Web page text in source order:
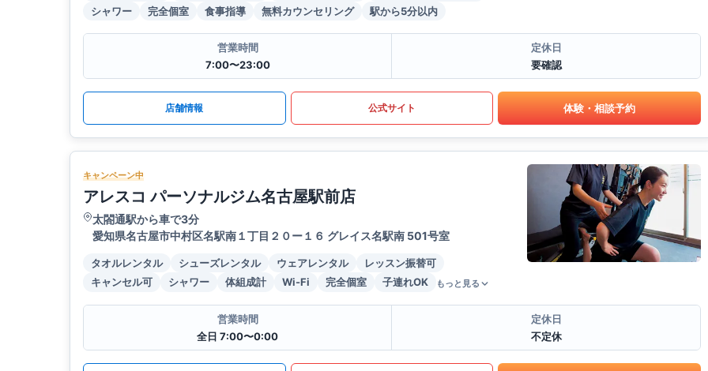
シャワー
完全個室 食事指導 無料カウンセリング 駅から5分以内
営業時間
7:00〜23:00
定休日
要確認
店舗情報 公式サイト 体験・相談予約
キャンペーン中
アレスコ パーソナルジム名古屋駅前店
太閤通駅から車で3分
愛知県名古屋市中村区名駅南１丁目２０ー１６ グレイス名駅南 501号室
タオルレンタル シューズレンタル ウェアレンタル
レッスン振替可
キャンセル可
シャワー 体組成計 Wi-Fi 完全個室 子連れOK もっと見る
営業時間
全日 7:00〜0:00
定休日
不定休